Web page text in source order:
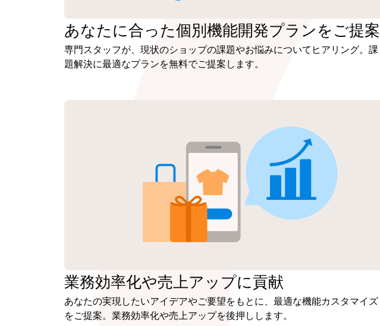
あなたに合った個別機能開発プランを ご提案
専門スタッフが、現状のショップの課題やお悩みについてヒアリング。課
題解決に最適なプランを無料でご提案します。
業務効率化や売上アップに貢献
あなたの実現したいアイデアやご要望をもとに、最適な機能カスタマイズ
をご提案。業務効率化や売上アップを後押しします。